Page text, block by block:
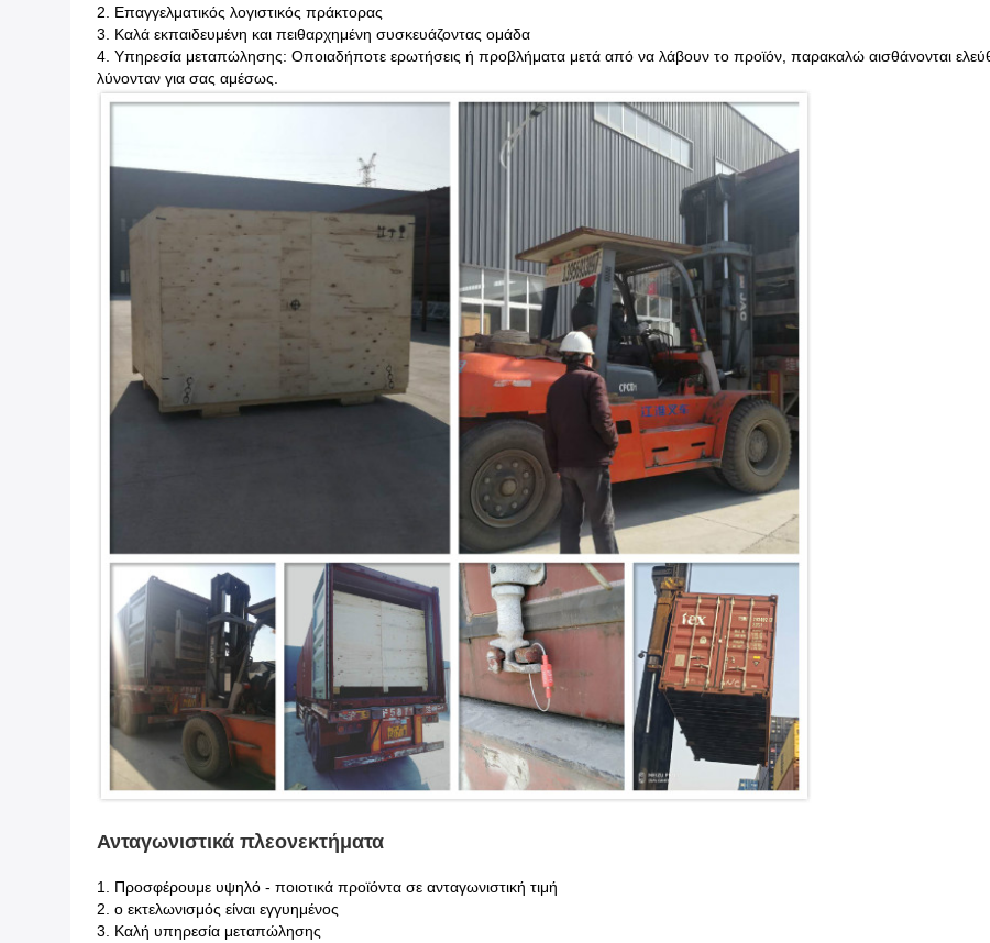
2. Επαγγελματικός λογιστικός πράκτορας
3. Καλά εκπαιδευμένη και πειθαρχημένη συσκευάζοντας ομάδα
4. Υπηρεσία μεταπώλησης: Οποιαδήποτε ερωτήσεις ή προβλήματα μετά από να λάβουν το προϊόν, παρακαλώ αισθάνονται
λύνονταν για σας αμέσως.
Ανταγωνιστικά πλεονεκτήματα
1. Προσφέρουμε υψηλό - ποιοτικά προϊόντα σε ανταγωνιστική τιμή
2. ο εκτελωνισμός είναι εγγυημένος
3. Καλή υπηρεσία μεταπώλησης